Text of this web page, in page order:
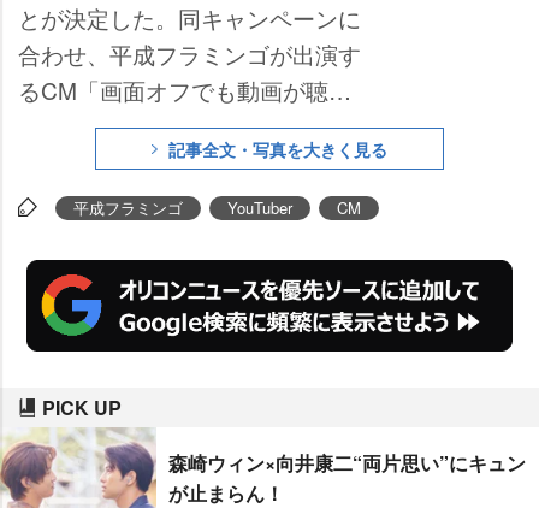
とが決定した。同キャンペーンに
合わせ、平成フラミンゴが出演す
るCM「画面オフでも動画が聴け
る│平成フラミンゴ」篇が公開。T
VCMも同日から、全国で放映され
る。
記事全文・写真を大きく見る
平成フラミンゴ YouTuber CM
PICK UP
森崎ウィン×向井康二“両片思い”にキュン
が止まらん！